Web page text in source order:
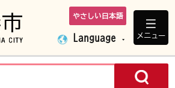
下妻市ホームペ
やさしい日本語
Language メニュー